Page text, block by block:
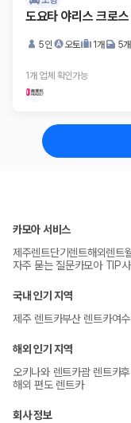
도요타 야리스 크로
5인 오토 1개 5개
1개 업체 확인가능
카모아 서비스
제주렌트단기렌트해외렌트
자주 묻는 질문카모아 TIP
국내 인기 지역
제주 렌트카부산 렌트카여
해외 인기 지역
오키나와 렌트카괌 렌트카
해외 편도 렌트카
회사 정보